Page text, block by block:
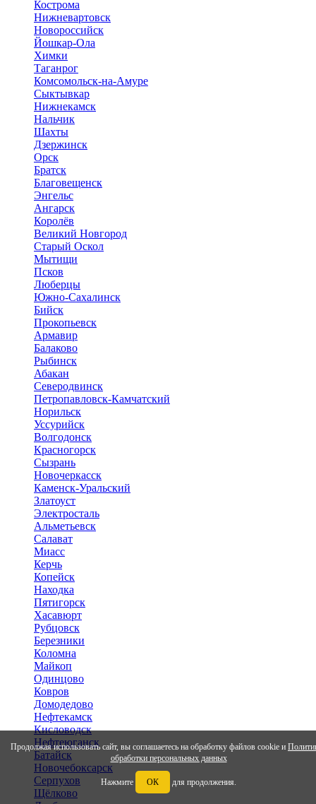
Продолжая использовать сайт, вы соглашаетесь на обработку файлов cookie и
обработки персональных данных
Нажмите ОК для продолжения.
Кострома
Нижневартовск
Новороссийск
Йошкар-Ола
Химки
Таганрог
Комсомольск-на-Амуре
Сыктывкар
Нижнекамск
Нальчик
Шахты
Дзержинск
Орск
Братск
Благовещенск
Энгельс
Ангарск
Королёв
Великий Новгород
Старый Оскол
Мытищи
Псков
Люберцы
Южно-Сахалинск
Бийск
Прокопьевск
Армавир
Балаково
Рыбинск
Абакан
Северодвинск
Петропавловск-Камчатский
Норильск
Уссурийск
Волгодонск
Красногорск
Сызрань
Новочеркасск
Каменск-Уральский
Златоуст
Электросталь
Альметьевск
Салават
Миасс
Керчь
Копейск
Находка
Пятигорск
Хасавюрт
Рубцовск
Березники
Коломна
Майкоп
Одинцово
Ковров
Домодедово
Нефтекамск
Кисловодск
Нефтеюганск
Батайск
Новочебоксарск
Серпухов
Щёлково